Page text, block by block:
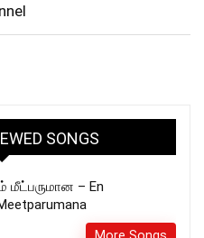
SONGS
– En